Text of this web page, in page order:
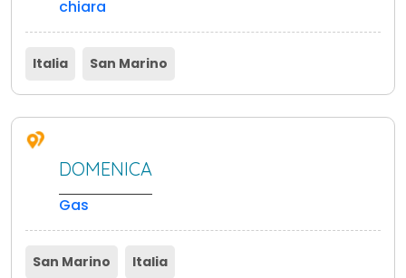
chiara
Italia San Marino
DOMENICA
Gas
San Marino Italia